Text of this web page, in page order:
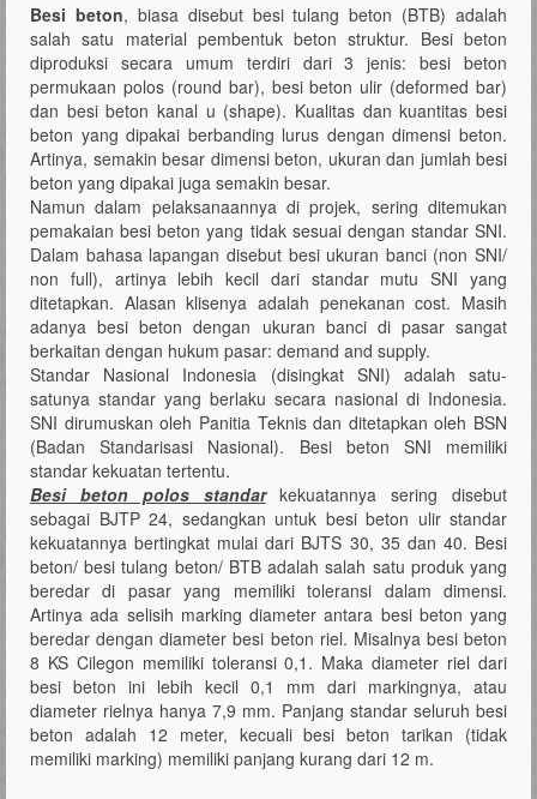
Besi beton, biasa disebut besi tulang beton (BTB) adalah
salah satu material pembentuk beton struktur. Besi beton
diproduksi secara umum terdiri dari 3 jenis: besi beton
permukaan polos (round bar), besi beton ulir (deformed bar)
dan besi beton kanal u (shape). Kualitas dan kuantitas besi
beton yang dipakai berbanding lurus dengan dimensi beton.
Artinya, semakin besar dimensi beton, ukuran dan jumlah besi
beton yang dipakai juga semakin besar.
Namun dalam pelaksanaannya di projek, sering ditemukan
pemakaian besi beton yang tidak sesuai dengan standar SNI.
Dalam bahasa lapangan disebut besi ukuran banci (non SNI/
non full), artinya lebih kecil dari standar mutu SNI yang
ditetapkan. Alasan klisenya adalah penekanan cost. Masih
adanya besi beton dengan ukuran banci di pasar sangat
berkaitan dengan hukum pasar: demand and supply.
Standar Nasional Indonesia (disingkat SNI) adalah satu-
satunya standar yang berlaku secara nasional di Indonesia.
SNI dirumuskan oleh Panitia Teknis dan ditetapkan oleh BSN
(Badan Standarisasi Nasional). Besi beton SNI memiliki
standar kekuatan tertentu.
Besi beton polos standarkekuatannya sering disebut
sebagai BJTP 24, sedangkan untuk besi beton ulir standar
kekuatannya bertingkat mulai dari BJTS 30, 35 dan 40. Besi
beton/ besi tulang beton/ BTB adalah salah satu produk yang
beredar di pasar yang memiliki toleransi dalam dimensi.
Artinya ada selisih marking diameter antara besi beton yang
beredar dengan diameter besi beton riel. Misalnya besi beton
8 KS Cilegon memiliki toleransi 0,1. Maka diameter riel dari
besi beton ini lebih kecil 0,1 mm dari markingnya, atau
diameter rielnya hanya 7,9 mm. Panjang standar seluruh besi
beton adalah 12 meter, kecuali besi beton tarikan (tidak
memiliki marking) memiliki panjang kurang dari 12 m.